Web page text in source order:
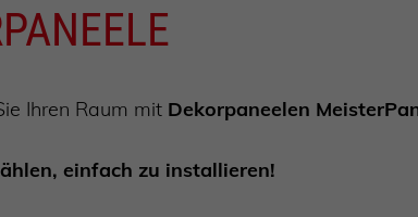
Ihren Raum mit Dekorpaneelen
einfach zu installieren!